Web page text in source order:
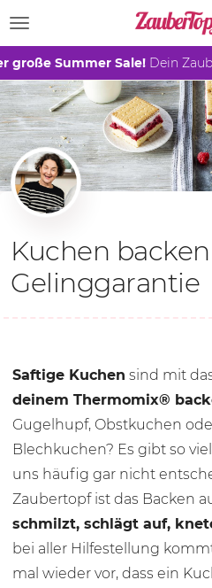
TOGGLE
große Summer Sale! Dein
Kuchen
Gelinggarantie
Saftige Kuchen sind mit
deinem Thermomix®
Gugelhupf, Obstkuchen
Blechkuchen? Es gibt so
uns häufig gar nicht
Zaubertopf ist das Backen
schmilzt, schlägt auf,
bei aller Hilfestellung
mal wieder vor, dass ein